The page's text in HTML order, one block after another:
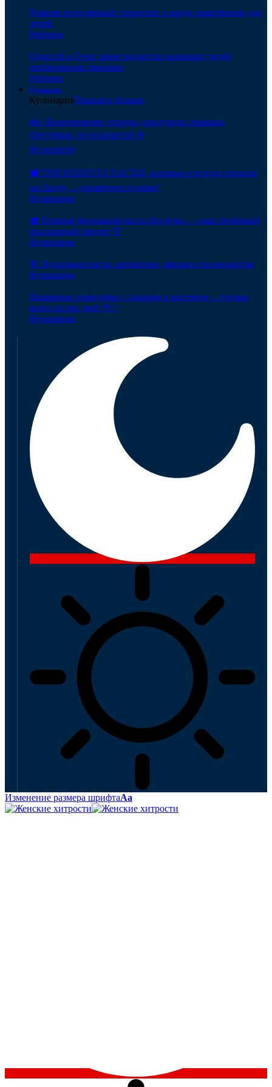
Развеян популярный стереотип о вреде смартфонов для
детей
Ребенок
Одиссей и Гера: зачем родители называют детей
необычными именами
Ребенок
Кулинария
КулинарияПоказать больше
🍰 «Белоснежная» глазурь для кулича: пышная,
блестящая, не осыпается! ❄️
Кулинария
🕊️ ТРИ РЕЦЕПТА ПАСХИ, которые я всегда готовлю
на Пасху — проверено годами!
Кулинария
🧁 Нежная творожная пасха без муки — наш любимый
пасхальный рецепт 💛
Кулинария
🌸 Идеальная пасха: ароматная, мягкая и волокнистая
Кулинария
Квашеные помидоры с сахаром в кастрюле – готовы
всего за три дня! 🍅✨
Кулинария
Изменение размера шрифтаАа